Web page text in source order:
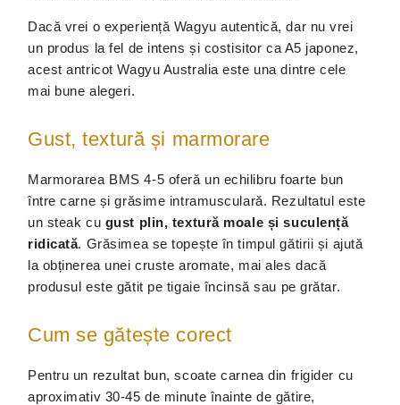
Dacă vrei o experiență Wagyu autentică, dar nu vrei
un produs la fel de intens și costisitor ca A5 japonez,
acest antricot Wagyu Australia este una dintre cele
mai bune alegeri.
Gust, textură și marmorare
Marmorarea BMS 4-5 oferă un echilibru foarte bun
între carne și grăsime intramusculară. Rezultatul este
un steak cu gust plin, textură moale și suculență
ridicată. Grăsimea se topește în timpul gătirii și ajută
la obținerea unei cruste aromate, mai ales dacă
produsul este gătit pe tigaie încinsă sau pe grătar.
Cum se gătește corect
Pentru un rezultat bun, scoate carnea din frigider cu
aproximativ 30-45 de minute înainte de gătire,